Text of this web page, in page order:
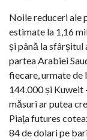
Noile reduceri ale
estimate la 1,16
și până la sfârșitul
partea Arabiei
fiecare, urmate de
144.000 și Kuweit
măsuri ar putea
Piața futures
84 de dolari pe